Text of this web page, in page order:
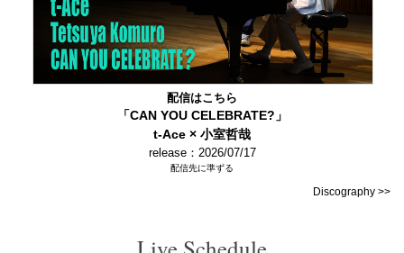
配信はこちら
「CAN YOU CELEBRATE?」
t-Ace × 小室哲哉
release：2026/07/17
配信先に準ずる
Discography >>